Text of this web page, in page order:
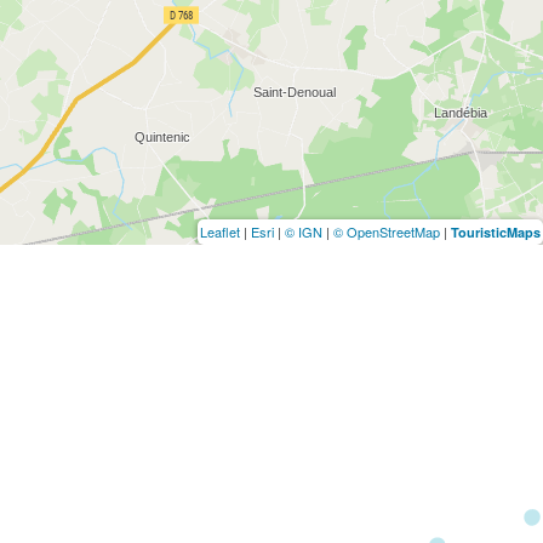
Leaflet | Esri | © IGN | © OpenStreetMap | TouristicMaps